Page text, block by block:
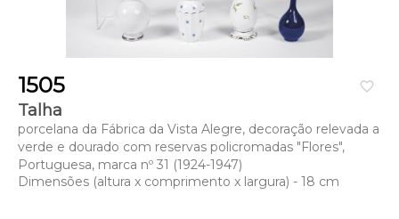
favorite_border
1505
Talha
porcelana da Fábrica da Vista Alegre, decoração relevada a
verde e dourado com reservas policromadas "Flores",
Portuguesa, marca nº 31 (1924-1947)
Dimensões (altura x comprimento x largura) - 18 cm